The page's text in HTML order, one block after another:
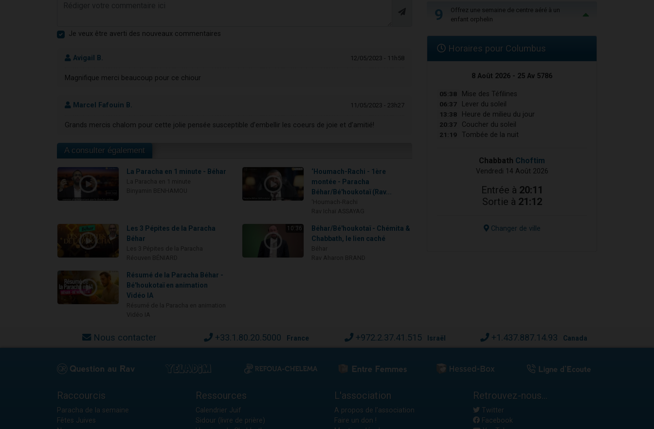
Je veux être averti des nouveaux commentaires
Avigail B. 12/05/2023 - 11h58
Magnifique merci beaucoup pour ce chiour
Marcel Fafouin B. 11/05/2023 - 23h27
Grands mercis chalom pour cette jolie pensée susceptible d’embellir les coeurs de joie et d’amitié!
A consulter également
La Paracha en 1 minute - Béhar
‘Houmach-Rachi - 1ère
montée - Paracha
Béhar/Bé'houkotaï (Rav...
Les 3 Pépites de la Paracha
Béhar
10:36
Béhar/Bé'houkotaï - Chémita &
Chabbath, le lien caché
Résumé de la Paracha Béhar -
Bé'houkotaï en animation
Vidéo IA
9
Offrez une semaine de centre aéré à un
enfant orphelin
Horaires pour Columbus
8 Août 2026 - 25 Av 5786
05:38 Mise des Téfilines
06:37 Lever du soleil
13:38 Heure de milieu du jour
20:37 Coucher du soleil
21:19 Tombée de la nuit
Chabbath Choftim
Vendredi 14 Août 2026
Entrée à 20:11
Sortie à 21:12
Changer de ville
Nous contacter +33.1.80.20.5000 France +972.2.37.41.515 Israël +1.437.887.14.93 Canada
Raccourcis
Paracha de la semaine
Fêtes Juives
Ressources
Calendrier Juif
Sidour (livre de prière)
L'association
A propos de l'association
Faire un don !
Retrouvez-nous...
Twitter
Facebook